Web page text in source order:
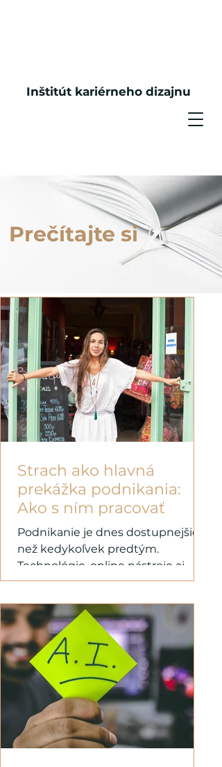
Inštitút kariérneho dizajnu
Prečítajte si
Strach ako hlavná
prekážka podnikania:
Ako s ním pracovať
Podnikanie je dnes dostupnejšie
než kedykoľvek predtým.
Technológie, online nástroje aj
rastúca otvorenosť trhu ponúkajú